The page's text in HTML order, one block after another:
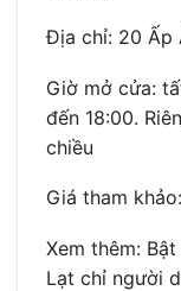
Địa chỉ: 20 Ấp
Giờ mở cửa:
đến 18:00.
chiều
Giá tham
Xem thêm:
Lạt chỉ người